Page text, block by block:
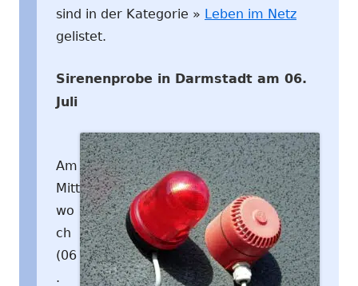
sind in der Kategorie » Leben im Netz
gelistet.
Sirenenprobe in Darmstadt am 06.
Juli
Am
Mitt
wo
ch
(06
.